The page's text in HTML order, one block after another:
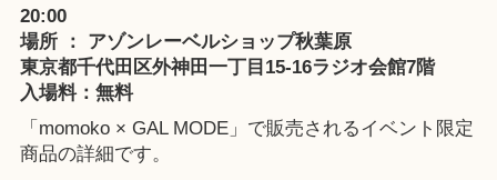
20:00
場所 ： アゾンレーベルショップ秋葉原
東京都千代田区外神田一丁目15-16ラジオ会館7階
入場料：無料
「momoko × GAL MODE」で販売されるイベント限定
商品の詳細です。